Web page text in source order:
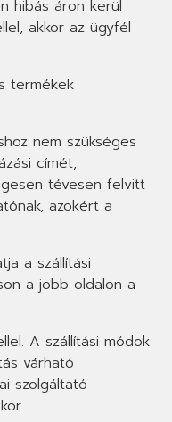
hibás áron kerül
akkor az ügyfél
termékek
nem szükséges
címét,
tévesen felvitt
azokért a
a szállítási
a jobb oldalon a
A szállítási módok
várható
szolgáltató